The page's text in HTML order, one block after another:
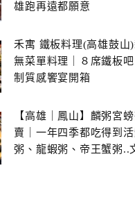
雄跑再遠都願意
禾寓 鐵板料理(高雄鼓山
無菜單料理｜８席鐵板
制質感饗宴開箱
【高雄｜鳳山】麟粥宮
賣｜一年四季都吃得到
粥、龍蝦粥、帝王蟹粥..